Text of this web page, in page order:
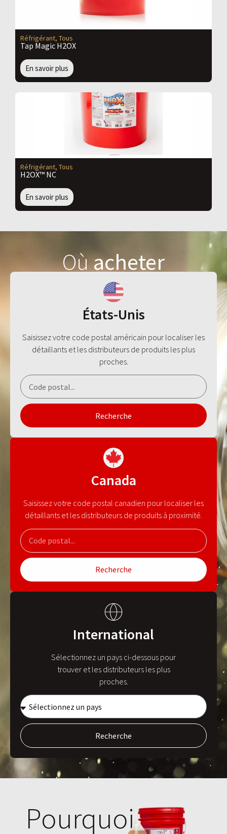
Réfrigérant, Tous
Tap Magic H2OX
En savoir plus
Réfrigérant, Tous
H2OX™ NC
En savoir plus
Oùacheter
États-Unis
Saisissez votre code postal américain pour localiser les
détaillants et les distributeurs de produits les plus
proches.
Recherche
Canada
Saisissez votre code postal canadien pour localiser les
détaillants et les distributeurs de produits à proximité.
Recherche
International
Sélectionnez un pays ci-dessous pour
trouver et les distributeurs les plus
proches.
Recherche
Pourquoi